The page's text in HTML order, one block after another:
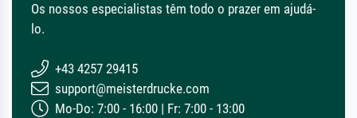
Os nossos especialistas têm todo o prazer em ajudá-
lo.
+43 4257 29415
support@meisterdrucke.com
Mo-Do: 7:00 - 16:00 | Fr: 7:00 - 13:00